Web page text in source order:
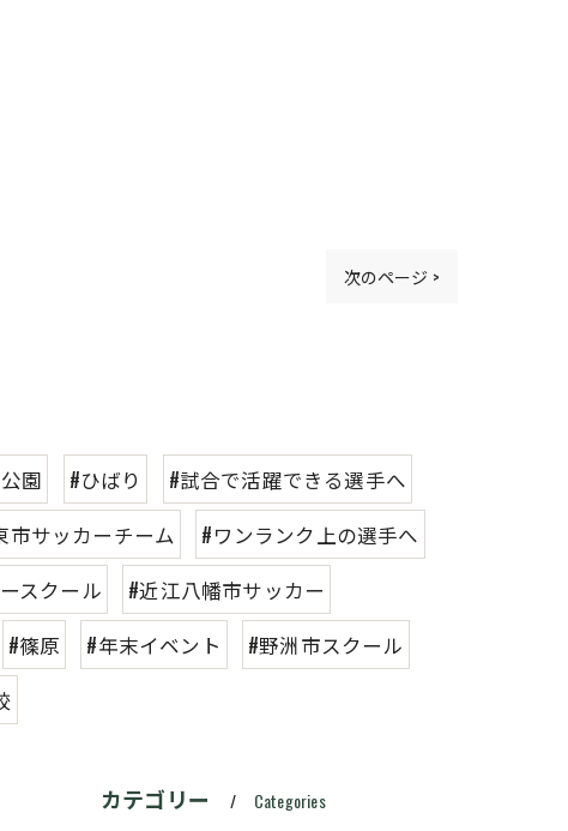
次のページ >
園 #ひばり
#試合で活躍できる選手へ
市サッカーチーム
#ワンランク上の選手へ
スクール
#近江八幡市サッカー
#篠原 #年末イベント
#野洲市スクール
カテゴリー Categories